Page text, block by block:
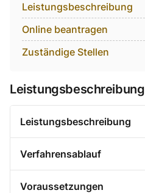
Leistungsbeschreibung
Online beantragen
Zuständige Stellen
Leistungsbeschreibung
Leistungsbeschreibung
Verfahrensablauf
Voraussetzungen